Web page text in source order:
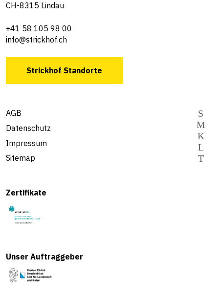
CH-8315 Lindau
+41 58 105 98 00
info@strickhof.ch
Strickhof Standorte
AGB
Datenschutz
Impressum
Sitemap
Zertifikate
Unser Auftraggeber